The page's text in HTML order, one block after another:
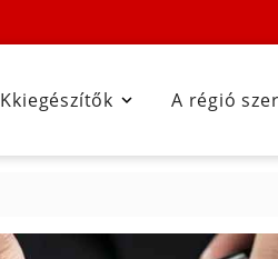

Kkiegészítők A régió